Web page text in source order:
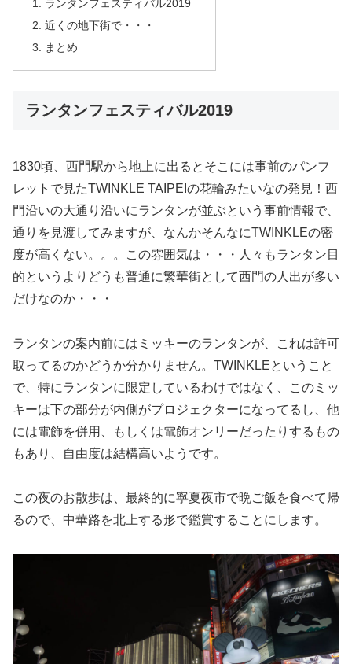
ランタンフェスティバル2019
近くの地下街で・・・
まとめ
ランタンフェスティバル2019
1830頃、西門駅から地上に出るとそこには事前のパンフ
レットで見たTWINKLE TAIPEIの花輪みたいなの発見！西
門沿いの大通り沿いにランタンが並ぶという事前情報で、
通りを見渡してみますが、なんかそんなにTWINKLEの密
度が高くない。。。この雰囲気は・・・人々もランタン目
的というよりどうも普通に繁華街として西門の人出が多い
だけなのか・・・
ランタンの案内前にはミッキーのランタンが、これは許可
取ってるのかどうか分かりません。TWINKLEということ
で、特にランタンに限定しているわけではなく、このミッ
キーは下の部分が内側がプロジェクターになってるし、他
には電飾を併用、もしくは電飾オンリーだったりするもの
もあり、自由度は結構高いようです。
この夜のお散歩は、最終的に寧夏夜市で晩ご飯を食べて帰
るので、中華路を北上する形で鑑賞することにします。